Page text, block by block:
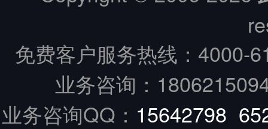
免费客户服务热线： 4000-
业务咨询：
业务咨询QQ： 15642798